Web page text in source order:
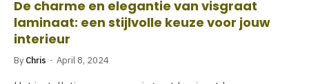
De charme en elegantie van visgraat
laminaat: een stijlvolle keuze voor jouw
interieur
By Chris April 8, 2024